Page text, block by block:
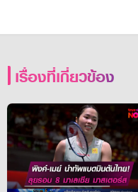
เรื่องที่เกี่ยวข้อง